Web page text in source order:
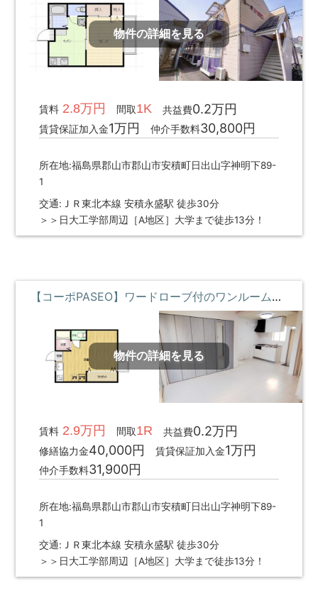
物件の詳細を見る
賃料2.8万円 間取1K 共益費0.2万円
賃貸保証加入金1万円 仲介手数料30,800円
所在地:福島県郡山市郡山市安積町日出山字神明下89-
1
交通:ＪＲ東北本線 安積永盛駅 徒歩30分
＞＞日大工学部周辺［A地区］大学まで徒歩13分！
【コーポPASEO】ワードローブ付のワンルームリノベ物件 **即入居募集中**
物件の詳細を見る
賃料2.9万円 間取1R 共益費0.2万円
修繕協力金40,000円 賃貸保証加入金1万円
仲介手数料31,900円
所在地:福島県郡山市郡山市安積町日出山字神明下89-
1
交通:ＪＲ東北本線 安積永盛駅 徒歩30分
＞＞日大工学部周辺［A地区］大学まで徒歩13分！